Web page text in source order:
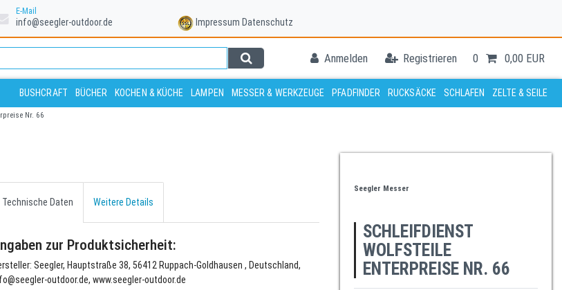
E-Mail
info@seegler-outdoor.de Impressum Datenschutz
Anmelden Registrieren 0 0,00 EUR
BUSHCRAFT BÜCHER KOCHEN & KÜCHE LAMPEN MESSER & WERKZEUGE PFADFINDER RUCKSÄCKE SCHLAFEN ZELTE & SEILE
Nr. 66
Technische Daten Weitere Details
zur Produktsicherheit:
Seegler, Hauptstraße 38, 56412 Ruppach-Goldhausen , Deutschland,
outdoor.de, www.seegler-outdoor.de
Seegler Messer
SCHLEIFDIENST
WOLFSTEILE
ENTERPREISE NR. 66